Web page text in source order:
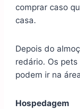
comprar caso
casa.
Depois do
redário. Os
podem ir na
Hospedagem